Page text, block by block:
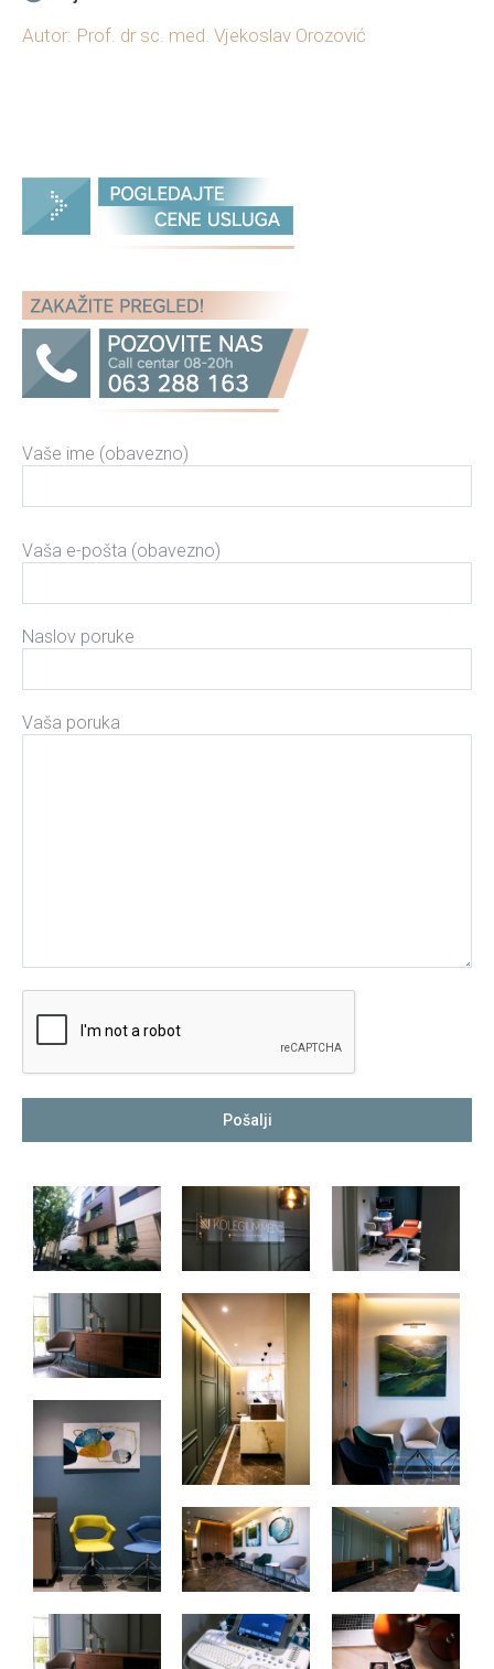
Autor: Prof. dr sc. med. Vjekoslav Orozović
Vaše ime (obavezno)
Please leave this field empty.
Vaša e-pošta (obavezno)
Naslov poruke
Vaša poruka